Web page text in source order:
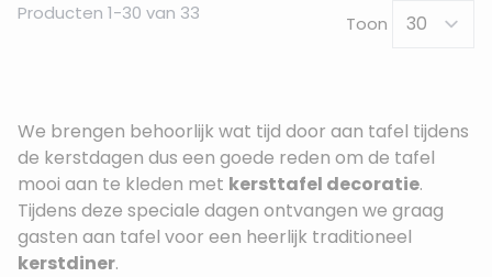
Producten 1-30 van 33 Toon
We brengen behoorlijk wat tijd door aan tafel tijdens
de kerstdagen dus een goede reden om de tafel
mooi aan te kleden met kersttafel decoratie.
Tijdens deze speciale dagen ontvangen we graag
gasten aan tafel voor een heerlijk traditioneel
kerstdiner.